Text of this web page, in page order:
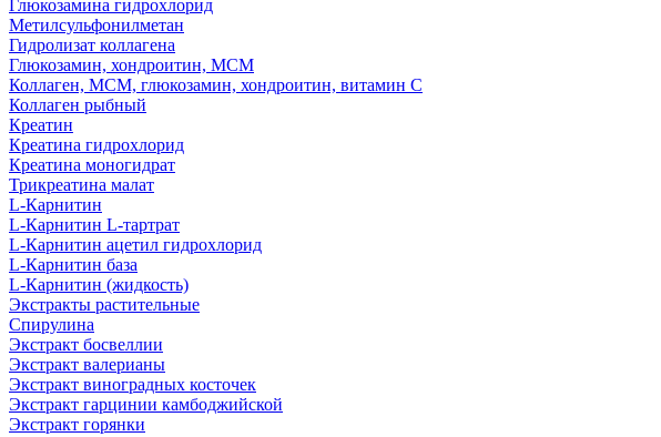
Глюкозамина гидрохлорид
Метилсульфонилметан
Гидролизат коллагена
Глюкозамин, хондроитин, МСМ
Коллаген, МСМ, глюкозамин, хондроитин, витамин С
Коллаген рыбный
Креатин
Креатина гидрохлорид
Креатина моногидрат
Трикреатина малат
L-Карнитин
L-Карнитин L-тартрат
L-Карнитин ацетил гидрохлорид
L-Карнитин база
L-Карнитин (жидкость)
Экстракты растительные
Спирулина
Экстракт босвеллии
Экстракт валерианы
Экстракт виноградных косточек
Экстракт гарцинии камбоджийской
Экстракт горянки